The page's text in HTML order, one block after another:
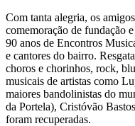
Com tanta alegria, os
comemoração de fundação
90 anos de Encontros
e cantores do bairro.
choros e chorinhos, rock,
musicais de artistas como
maiores bandolinistas do
da Portela), Cristóvão
foram recuperadas.